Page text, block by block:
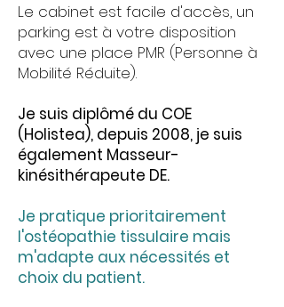
Le cabinet est facile d'accès, un
parking est à votre disposition
avec une place PMR (Personne à
Mobilité Réduite).
Je suis diplômé du COE
(Holistea), depuis 2008, je suis
également Masseur-
kinésithérapeute DE.
Je pratique prioritairement
l'ostéopathie tissulaire mais
m'adapte aux nécessités et
choix du patient.